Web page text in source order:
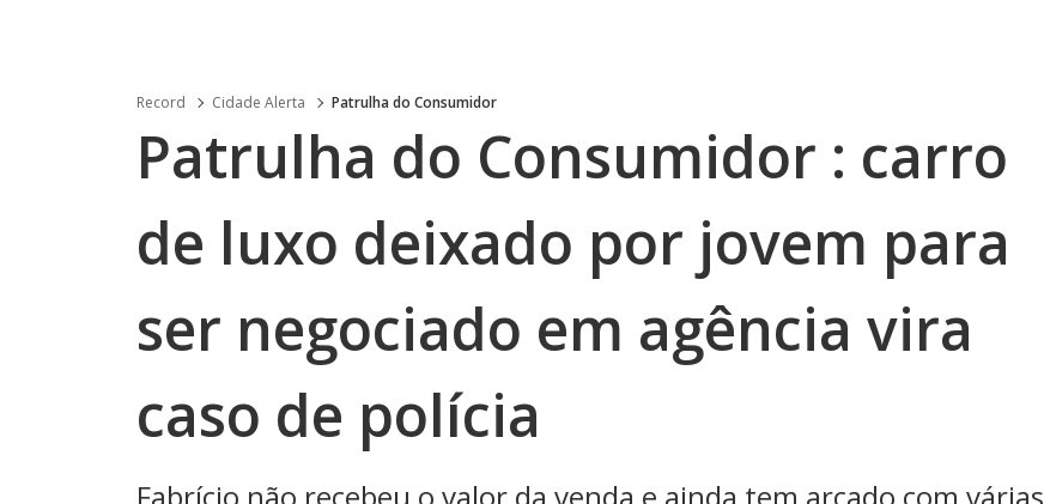
Record Cidade Alerta Patrulha do Consumidor
Patrulha do Consumidor : carro
de luxo deixado por jovem para
ser negociado em agência vira
caso de polícia